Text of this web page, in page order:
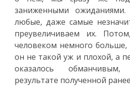
заниженными
любые, даже самые
преувеличиваем их.
человеком немного
он не такой уж и плохой, а
оказалось
результате полученной